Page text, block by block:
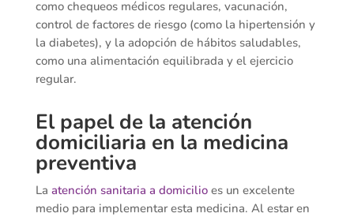
como chequeos médicos regulares, vacunación,
control de factores de riesgo (como la hipertensión y
la diabetes), y la adopción de hábitos saludables,
como una alimentación equilibrada y el ejercicio
regular.
El papel de la atención
domiciliaria en la medicina
preventiva
La atención sanitaria a domicilioes un excelente
medio para implementar esta medicina. Al estar en